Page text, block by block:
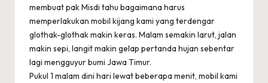
membuat pak Misdi tahu bagaimana harus
memperlakukan mobil kijang kami yang terdengar
glothak-glothak makin keras. Malam semakin larut, jalan
makin sepi, langit makin gelap pertanda hujan sebentar
lagi mengguyur bumi Jawa Timur.
Pukul 1 malam dini hari lewat beberapa menit, mobil kami